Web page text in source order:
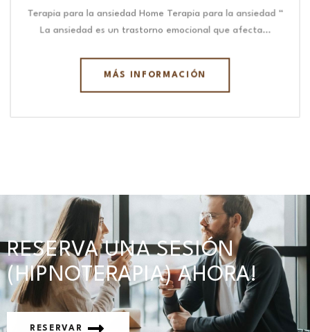
Terapia para la ansiedad Home Terapia para la ansiedad “
La ansiedad es un trastorno emocional que afecta…
MÁS INFORMACIÓN
RESERVA UNA SESIÓN
(HIPNOTERAPIA) AHORA!
RESERVAR